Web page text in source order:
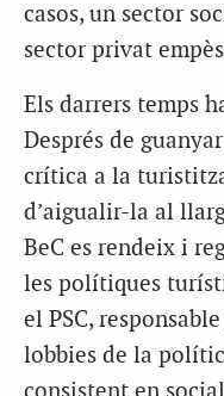
casos, un sector
sector privat
Els darrers temps
Després de
crítica a la
d’aigualir-la al
BeC es rendeix i
les polítiques
el PSC,
lobbies de la